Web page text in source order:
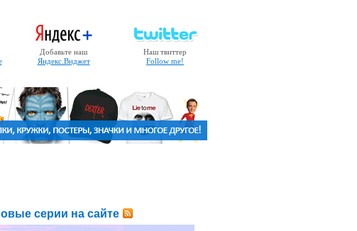
Добавьте наш
Яндекс.Виджет
Наш твиттер
Follow me!
серии на сайте